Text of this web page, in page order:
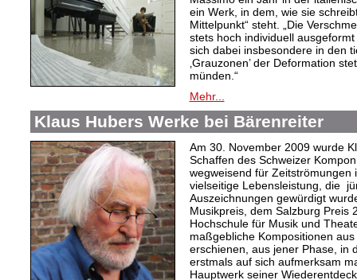
ein Werk, in dem, wie sie
Mittelpunkt“ steht. „Die
stets hoch individuell ausgeformt
sich dabei insbesondere in den
‚Grauzonen’ der Deformation
münden.“
Mehr...
Klaus Hubers Werke bei Bärenreiter
Am 30. November 2009 wurde
Schaffen des Schweizer
wegweisend für Zeitströmungen
vielseitige Lebensleistung, die
Auszeichnungen gewürdigt
Musikpreis, dem Salzburg Preis
Hochschule für Musik und
maßgebliche Kompositionen
erschienen, aus jener Phase, in
erstmals auf sich aufmerksam
Hauptwerk seiner